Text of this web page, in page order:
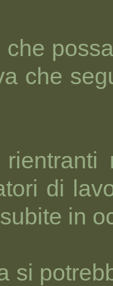
che
che
di
in
si